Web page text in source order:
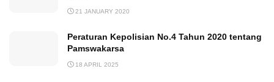
21 JANUARY 2020
Peraturan Kepolisian No.4 Tahun 2020 tentang
Pamswakarsa
18 APRIL 2025